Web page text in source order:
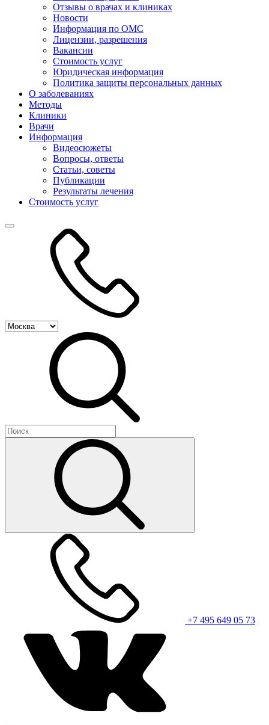
Отзывы о врачах и клиниках
Новости
Информация по ОМС
Лицензии, разрешения
Вакансии
Стоимость услуг
Юридическая информация
Политика защиты персональных данных
О заболеваниях
Методы
Клиники
Врачи
Информация
Видеосюжеты
Вопросы, ответы
Статьи, советы
Публикации
Результаты лечения
Стоимость услуг
+7 495 649 05 73